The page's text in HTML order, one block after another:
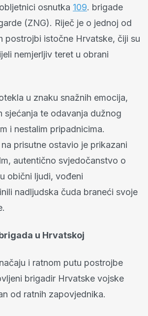
osnutka 109. brigade
(ZNG). Riječ je o jednoj od
postrojbi istočne Hrvatske, čiji su
nemjerljiv teret u obrani
u znaku snažnih emocija,
sjećanja te odavanja dužnog
i nestalim pripadnicima.
prisutne ostavio je prikazani
autentično svjedočanstvo o
obični ljudi, vođeni
nadljudska čuda braneći svoje
u Hrvatskoj
i ratnom putu postrojbe
brigadir Hrvatske vojske
od ratnih zapovjednika.